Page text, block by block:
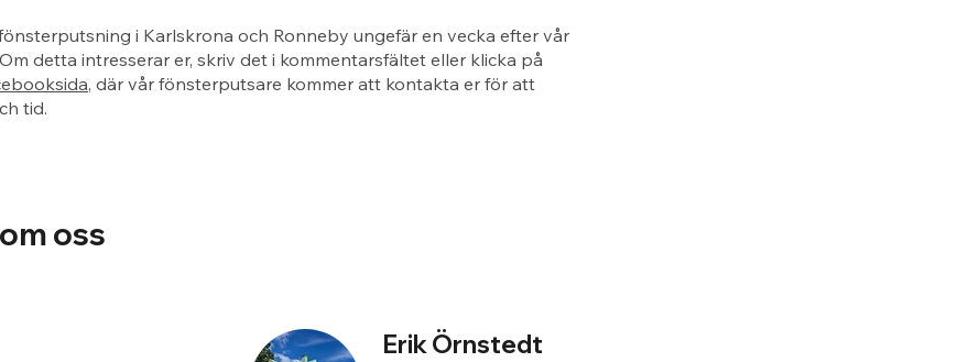
i Karlskrona och Ronneby ungefär en vecka efter vår
detta intresserar er, skriv det i kommentarsfältet eller klicka på
, där vår fönsterputsare kommer att kontakta er för att
tid.
oss
Erik Örnstedt